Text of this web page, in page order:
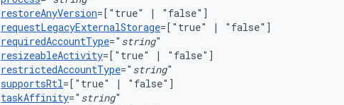
restoreAnyVersion=["true" |
requestLegacyExternalStorage=["true" |
requiredAccountType=" string
resizeableActivity=["true" |
restrictedAccountType=" string
supportsRtl=["true" |
taskAffinity=" string